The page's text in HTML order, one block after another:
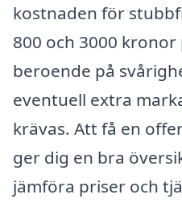
kostnaden för
800 och 3000
beroende på
eventuell extra
krävas. Att få en
ger dig en bra
jämföra priser och